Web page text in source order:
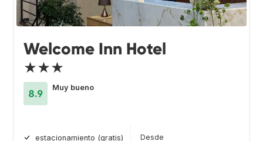
Welcome Inn Hotel
★★★
8.9
Muy bueno
estacionamiento (gratis) Desde